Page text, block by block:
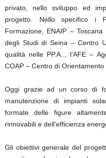
privato, nello sviluppo ed
progetto. Nello specifico i
Formazione, ENAIP –
degli Studi di Seina – Centro
qualità nelle PP.A.., l’AFE –
COAP – Centro di
Oggi grazie ad un corso di
manutenzione di impianti
formate delle figure
rinnovabili e dell’efficienza
Gli obiettivi generale del